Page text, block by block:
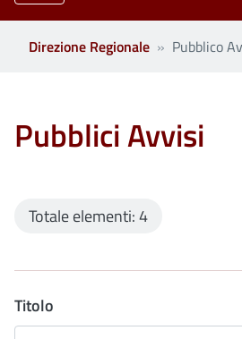
Direzione Regionale Pubblico
Pubblici Avvisi
Totale elementi: 4
Titolo